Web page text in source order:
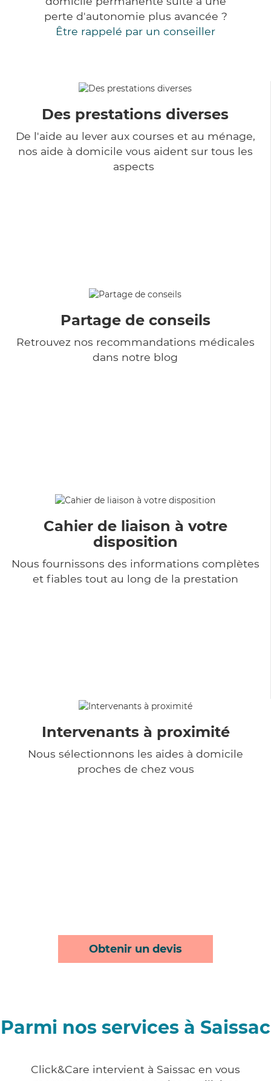
perte d'autonomie plus avancée ?
Être rappelé par un conseiller
Des prestations diverses
De l'aide au lever aux courses et au ménage,
nos aide à domicile vous aident sur tous les
aspects
Partage de conseils
Retrouvez nos recommandations médicales
dans notre blog
Cahier de liaison à votre
disposition
Nous fournissons des informations complètes
et fiables tout au long de la prestation
Intervenants à proximité
Nous sélectionnons les aides à domicile
proches de chez vous
Obtenir un devis
Parmi nos services à Saissac
Click&Care intervient à Saissac en vous